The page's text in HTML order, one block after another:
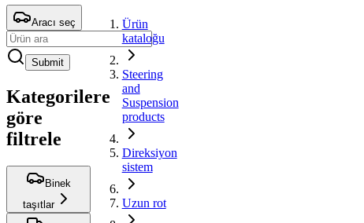
Aracı seç
Submit
Kategorilere
göre
filtrele
Binek
taşıtlar
Ürün
kataloğu
Steering
and
Suspension
products
Direksiyon
sistem
Uzun rot